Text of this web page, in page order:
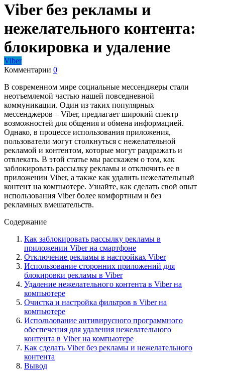
Viber без рекламы и
нежелательного контента:
блокировка и удаление
Viber
Комментарии 0
В современном мире социальные мессенджеры стали
неотъемлемой частью нашей повседневной
коммуникации. Один из таких популярных
мессенджеров – Viber, предлагает широкий спектр
возможностей для общения и обмена информацией.
Однако, в процессе использования приложения,
пользователи могут столкнуться с нежелательной
рекламой и контентом, которые могут раздражать и
отвлекать. В этой статье мы расскажем о том, как
заблокировать рассылку рекламы и отключить ее в
приложении Viber, а также как удалить нежелательный
контент на компьютере. Узнайте, как сделать свой опыт
использования Viber более комфортным и без
рекламных вмешательств.
Содержание
Как заблокировать рассылку рекламы в
приложении Viber на смартфоне
Отключение рекламы в настройках Viber
Использование сторонних приложений для
блокировки рекламы в Viber
Удаление нежелательного контента в Viber на
компьютере
Очистка и настройка фильтров в Viber на
компьютере
Использование антивирусного программного
обеспечения для удаления нежелательного
контента в Viber на компьютере
Как сделать Viber без рекламы и нежелательного
контента
Вывод